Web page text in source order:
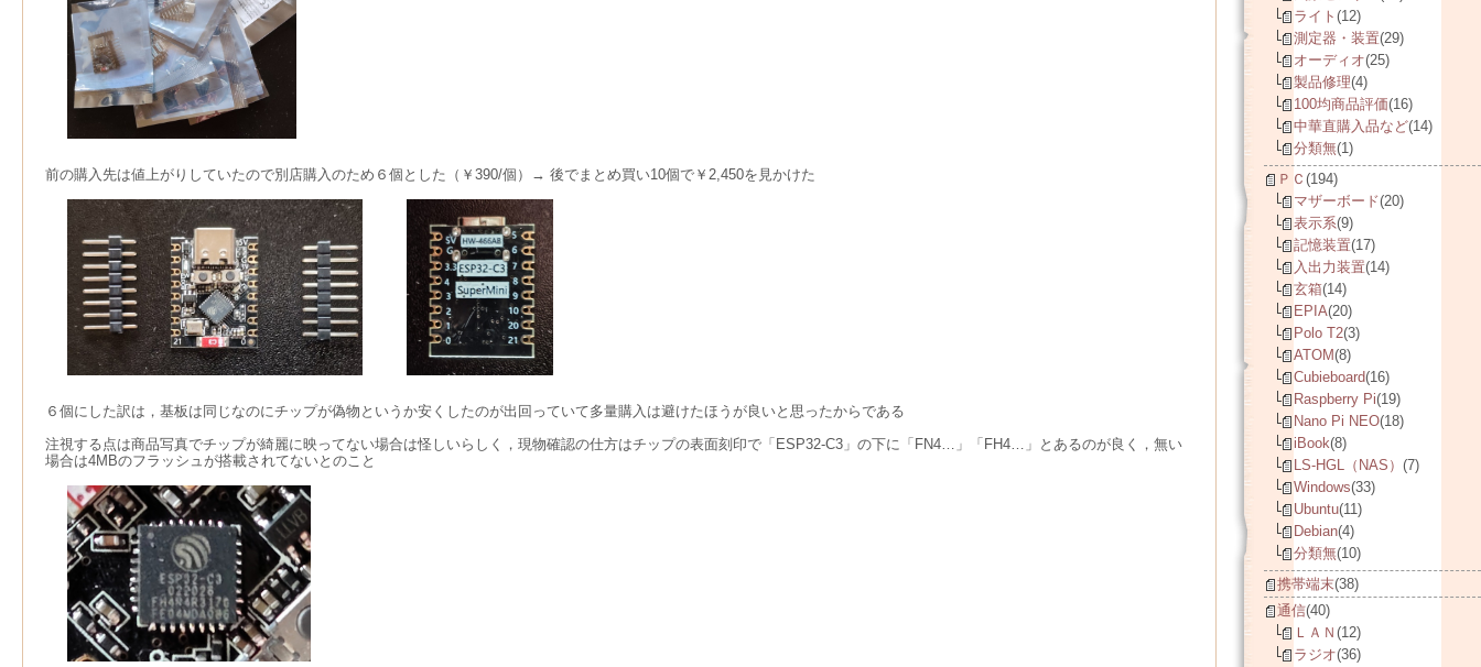
前の購入先は値上がりしていたので別店購入のため６個とした（￥390/個）→ 後でまとめ買い10個で￥2,450を見かけた
６個にした訳は，基板は同じなのにチップが偽物というか安くしたのが出回っていて多量購入は避けたほうが良いと思ったからである
注視する点は商品写真でチップが綺麗に映ってない場合は怪しいらしく，現物確認の仕方はチップの表面刻印で「ESP32-C3」の下に「FN4…」「FH4…」とあるのが良く，無い
場合は4MBのフラッシュが搭載されてないとのこと
ライト (12)
測定器・装置(29)
オーディオ(25)
製品修理(4)
100均商品評価(16)
中華直購入品など(14)
分類無(1)
ＰＣ (194)
マザーボード(20)
表示系(9)
記憶装置(17)
入出力装置(14)
玄箱(14)
EPIA(20)
Polo T2(3)
ATOM(8)
Cubieboard(16)
Raspberry Pi(19)
Nano Pi NEO(18)
iBook(8)
LS-HGL（NAS） (7)
Windows(33)
Ubuntu(11)
Debian(4)
分類無(10)
携帯端末(38)
通信(40)
ＬＡＮ (12)
ラジオ(36)